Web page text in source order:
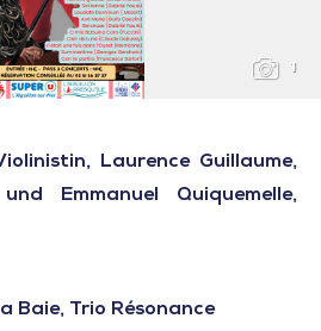
1
Laurence Guillaume,
Emmanuel Quiquemelle,
Baie, Trio Résonance